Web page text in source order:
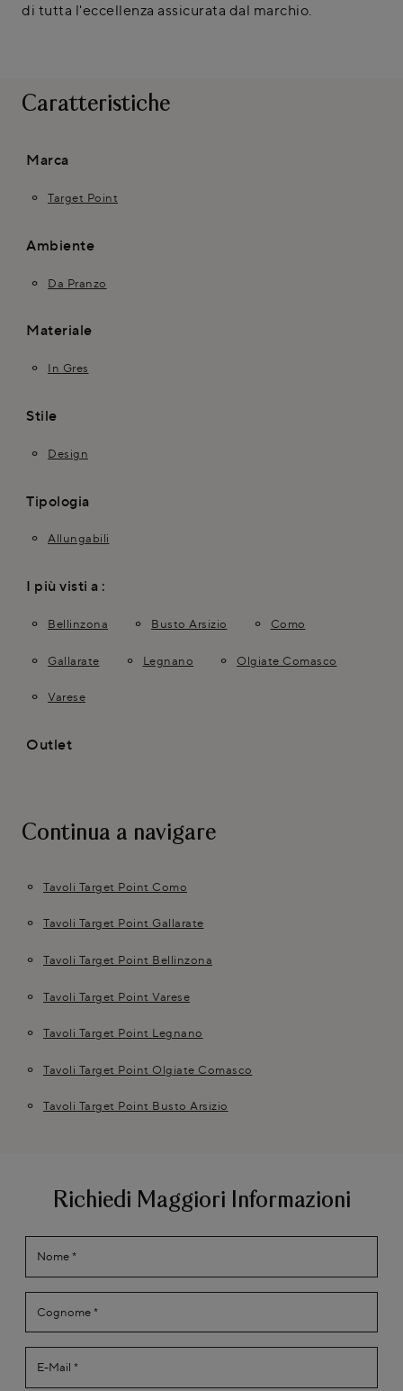
di tutta l'eccellenza assicurata dal marchio.
Caratteristiche
Marca
Target Point
Ambiente
Da Pranzo
Materiale
In Gres
Stile
Design
Tipologia
Allungabili
I più visti a :
Bellinzona Busto Arsizio Como
Gallarate Legnano Olgiate Comasco
Varese
Outlet
Continua a navigare
Tavoli Target Point Como
Tavoli Target Point Gallarate
Tavoli Target Point Bellinzona
Tavoli Target Point Varese
Tavoli Target Point Legnano
Tavoli Target Point Olgiate Comasco
Tavoli Target Point Busto Arsizio
Richiedi Maggiori Informazioni